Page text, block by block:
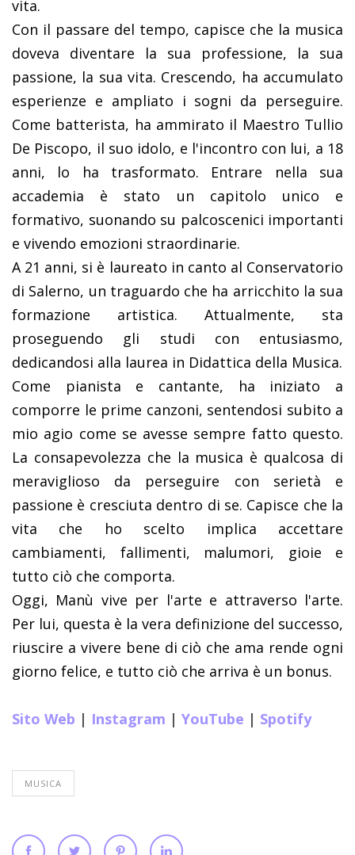
vita.
Con il passare del tempo, capisce che la musica
doveva diventare la sua professione, la sua
passione, la sua vita. Crescendo, ha accumulato
esperienze e ampliato i sogni da perseguire.
Come batterista, ha ammirato il Maestro Tullio
De Piscopo, il suo idolo, e l'incontro con lui, a 18
anni, lo ha trasformato. Entrare nella sua
accademia è stato un capitolo unico e
formativo, suonando su palcoscenici importanti
e vivendo emozioni straordinarie.
A 21 anni, si è laureato in canto al Conservatorio
di Salerno, un traguardo che ha arricchito la sua
formazione artistica. Attualmente, sta
proseguendo gli studi con entusiasmo,
dedicandosi alla laurea in Didattica della Musica.
Come pianista e cantante, ha iniziato a
comporre le prime canzoni, sentendosi subito a
mio agio come se avesse sempre fatto questo.
La consapevolezza che la musica è qualcosa di
meraviglioso da perseguire con serietà e
passione è cresciuta dentro di se. Capisce che la
vita che ho scelto implica accettare
cambiamenti, fallimenti, malumori, gioie e
tutto ciò che comporta.
Oggi, Manù vive per l'arte e attraverso l'arte.
Per lui, questa è la vera definizione del successo,
riuscire a vivere bene di ciò che ama rende ogni
giorno felice, e tutto ciò che arriva è un bonus.
Sito Web | Instagram | YouTube | Spotify
MUSICA